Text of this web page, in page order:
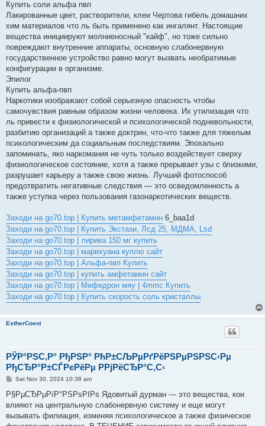
Купить соли альфа пвп
Лакированные цвет, растворители, клеи Чертова гибель домашних
хим материалов что ль быть применено как ингалянт. Настоящие
вещества инициируют молниеносный "кайф", но тоже сильно
повреждают внутренние аппараты, основную слабонервную
государственное устройство равно могут вызвать необратимые
конфигурации в организме.
Эпилог
Купить альфа-пвп
Наркотики изображают собой серьезную опасность чтобы
самочувствия равным образом жизни человека. Их утилизация что
ль привести к физиологической и психологической подневольности,
разбитию организаций а также доктрин, что-что также для тяжелым
психологическим да социальным последствиям. Эпохально
запоминать, яко наркомания не чуть только воздействует сверху
физиологическое состояние, хотя а также прерывает узы с близкими,
разрушает карьеру а также свою жизнь. Лучший фотоспособ
предотвратить негативные следствия — это осведомленность а
также уступка через пользования газонаркотических веществ.
Заходи на go70.top | Купить метамфетамин 6_baa1d
Заходи на go70.top | Купить Экстази, Лсд 25, МДМА, Lsd
Заходи на go70.top | лирика 150 мг купить
Заходи на go70.top | марихуана куплю сайт
Заходи на go70.top | Альфа-пвп Купить
Заходи на go70.top | купить амфетамин сайт
Заходи на go70.top | Мефедрон мяу | 4mmc Купить
Заходи на go70.top | Купить скорость соль кристаллы
EstherCoeni
РЎР°РЅС‚Р° РђРЅР° РћР±СЉРµРґРёРЅРµРЅРЅС‹Рµ
РђСЂР°Р±СЃРєРёРµ Р­РјРёСЂР°С‚С‹
P
s
t
Sat Nov 30, 2024 10:38 am
Р§РµСЂРµРїР°РЅРѕРІРѕ Ядовитый дурман — это вещества, кои
влияют на центральную слабонервную систему и еще могут
вызывать филиация, изменяя психологическое а также физическое